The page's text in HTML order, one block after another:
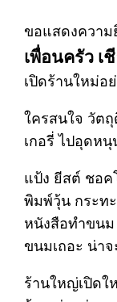
ขอแสดงควา
เพื่อนครัว เ
เปิดร้านใหม่อ
ใครสนใจ วัต
เกอรี่ ไปอุดหนุ
แป้ง ยีสต์ ชอ
พิมพ์วุ้น กระท
หนังสือทำขนม
ขนมเถอะ น่า
ร้านใหญ่เปิด